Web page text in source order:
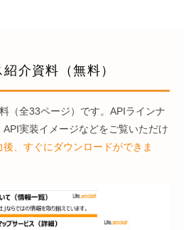
介資料（無料）
（全33ページ）です。APIラインナ
実装イメージなどをご覧いただけ
、すぐにダウンロードができま